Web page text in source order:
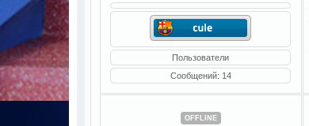
Пользователи
Сообщений: 14
OFFLINE